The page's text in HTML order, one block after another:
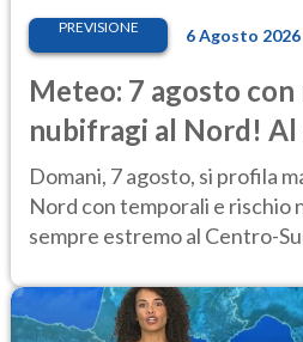
PREVISIONE 6 Agosto 2026
Meteo: 7 agosto con
nubifragi al Nord! Al
caldo estremo
Domani, 7 agosto, si profila
Nord con temporali e rischio
sempre estremo al Centro-